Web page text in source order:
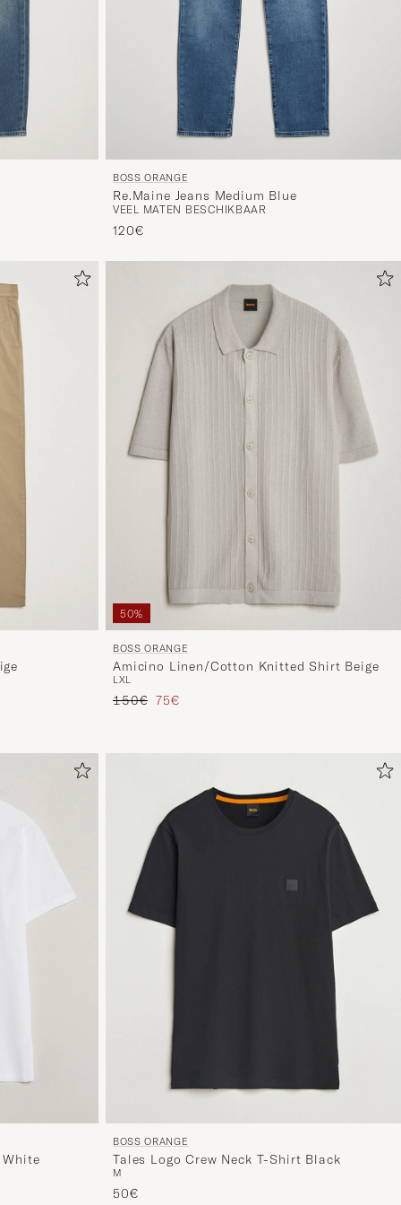
BOSS ORANGE
Re.Maine Jeans Medium Blue
VEEL MATEN BESCHIKBAAR
120€
50%
BOSS ORANGE
Amicino Linen/Cotton Knitted Shirt Beige
LXL
Reguliere prijs
150€ Verlaagd prijs
75€
White
BOSS ORANGE
Tales Logo Crew Neck T-Shirt Black
M
50€